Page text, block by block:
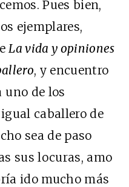
Pues bien,
ejemplares,
La vida y opiniones
, y encuentro
uno de los
caballero de
sea de paso
sus locuras, amo
ido mucho más